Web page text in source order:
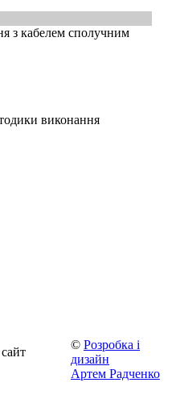
з кабелем сполучним
виконання
© Розробка і
дизайн
Артем Радченко